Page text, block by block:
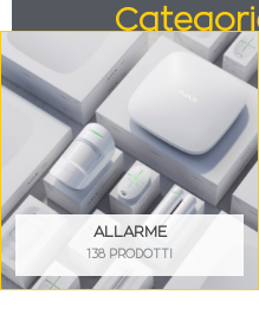
ALLARME
138 PRODOTTI